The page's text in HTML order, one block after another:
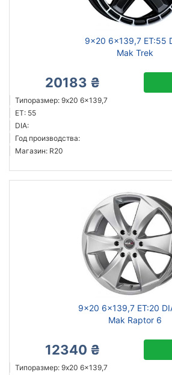
9x20 6x139,7 ET:55
Mak Trek
20183 ₴
Типоразмер: 9x20 6x139,7
ET: 55
DIA:
Год производства:
Магазин: R20
9x20 6x139,7 ET:20
Mak Raptor 6
12340 ₴
Типоразмер: 9x20 6x139,7